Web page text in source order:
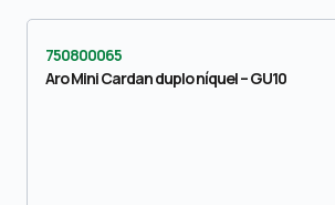
750800065
Aro Mini Cardan duplo níquel – GU10